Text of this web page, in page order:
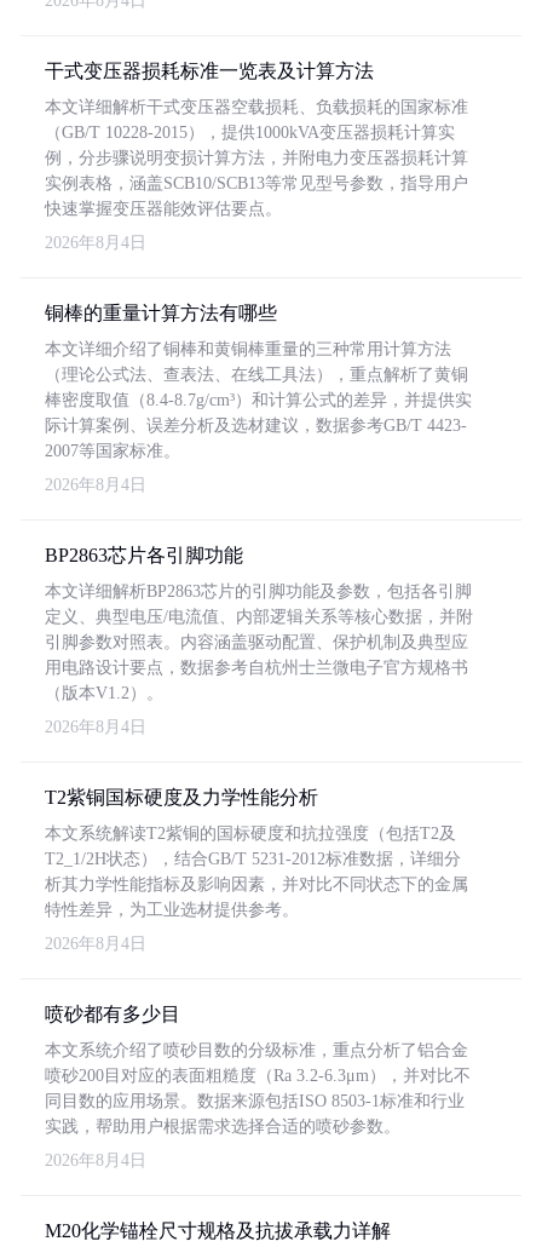
干式变压器损耗标准一览表及计算方法
本文详细解析干式变压器空载损耗、负载损耗的国家标准
（GB/T 10228-2015），提供1000kVA变压器损耗计算实
例，分步骤说明变损计算方法，并附电力变压器损耗计算
实例表格，涵盖SCB10/SCB13等常见型号参数，指导用户
快速掌握变压器能效评估要点。
2026年8月4日
铜棒的重量计算方法有哪些
本文详细介绍了铜棒和黄铜棒重量的三种常用计算方法
（理论公式法、查表法、在线工具法），重点解析了黄铜
棒密度取值（8.4-8.7g/cm³）和计算公式的差异，并提供实
际计算案例、误差分析及选材建议，数据参考GB/T 4423-
2007等国家标准。
2026年8月4日
BP2863芯片各引脚功能
本文详细解析BP2863芯片的引脚功能及参数，包括各引脚
定义、典型电压/电流值、内部逻辑关系等核心数据，并附
引脚参数对照表。内容涵盖驱动配置、保护机制及典型应
用电路设计要点，数据参考自杭州士兰微电子官方规格书
（版本V1.2）。
2026年8月4日
T2紫铜国标硬度及力学性能分析
本文系统解读T2紫铜的国标硬度和抗拉强度（包括T2及
T2_1/2H状态），结合GB/T 5231-2012标准数据，详细分
析其力学性能指标及影响因素，并对比不同状态下的金属
特性差异，为工业选材提供参考。
2026年8月4日
喷砂都有多少目
本文系统介绍了喷砂目数的分级标准，重点分析了铝合金
喷砂200目对应的表面粗糙度（Ra 3.2-6.3μm），并对比不
同目数的应用场景。数据来源包括ISO 8503-1标准和行业
实践，帮助用户根据需求选择合适的喷砂参数。
2026年8月4日
M20化学锚栓尺寸规格及抗拔承载力详解